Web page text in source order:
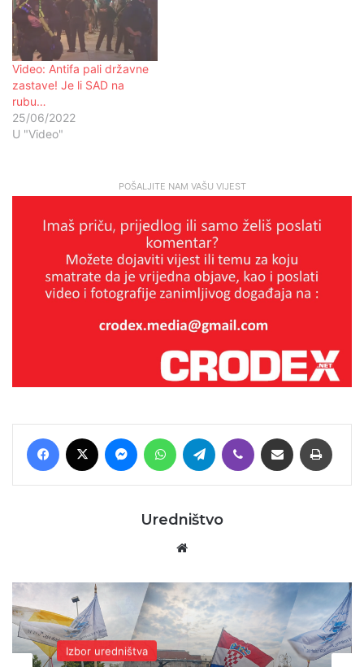
Video: Antifa pali državne
zastave! Je li SAD na
rubu…
25/06/2022
U "Video"
POŠALJITE NAM VAŠU VIJEST
Facebook MessengerWhatsAppTelegram Viber Podijeli putem E-maila
Uredništvo
Domovina